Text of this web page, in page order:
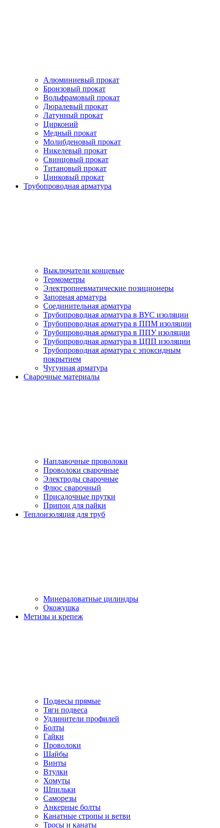
Алюминиевый прокат
Бронзовый прокат
Вольфрамовый прокат
Дюралевый прокат
Латунный прокат
Цирконий
Медный прокат
Молибденовый прокат
Никелевый прокат
Свинцовый прокат
Титановый прокат
Цинковый прокат
Трубопроводная арматура
Выключатели концевые
Термометры
Электропневматические позиционеры
Запорная арматура
Соединительная арматура
Трубопроводная арматура в ВУС изоляции
Трубопроводная арматура в ППМ изоляции
Трубопроводная арматура в ППУ изоляции
Трубопроводная арматура в ЦПП изоляции
Трубопроводная арматура с эпоксидным
покрытием
Чугунная арматура
Сварочные материалы
Наплавочные проволоки
Проволоки сварочные
Электроды сварочные
Флюс сварочный
Присадочные прутки
Припои для пайки
Теплоизоляция для труб
Минераловатные цилиндры
Окожушка
Метизы и крепеж
Подвесы прямые
Тяги подвеса
Удлинители профилей
Болты
Гайки
Проволоки
Шайбы
Винты
Втулки
Хомуты
Шпильки
Саморезы
Анкерные болты
Канатные стропы и ветви
Тросы и канаты